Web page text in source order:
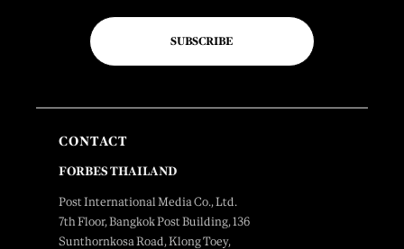
SUBSCRIBE
CONTACT
FORBES THAILAND
Post International Media Co., Ltd.
7th Floor, Bangkok Post Building, 136
Sunthornkosa Road, Klong Toey,